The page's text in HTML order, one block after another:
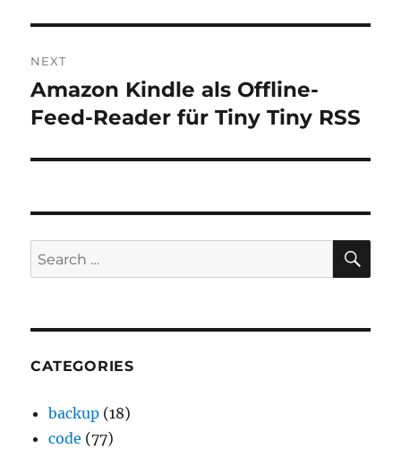
NEXT
Next
post:
Amazon Kindle als Offline-
Feed-Reader für Tiny Tiny RSS
Search
for:
CATEGORIES
backup (18)
code (77)